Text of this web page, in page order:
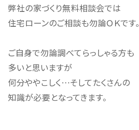
弊社の家づくり無料相談会では
住宅ローンのご相談も勿論ＯＫです。
ご自身で勿論調べてらっしゃる方も
多いと思いますが
何分ややこしく…そしてたくさんの
知識が必要となってきます。